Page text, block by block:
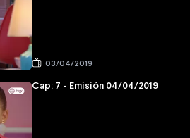
03/04/2019
Cap: 7 - Emisión 04/04/2019